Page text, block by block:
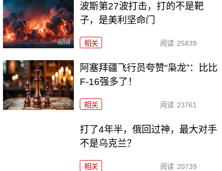
波斯第27波打击，打的不是靶
子，是美利坚命门
相关 阅读 25839
阿塞拜疆飞行员夸赞“枭龙”：比比
F-16强多了！
相关 阅读 23761
打了4年半，俄回过神，最大对手
不是乌克兰？
相关 阅读 20739